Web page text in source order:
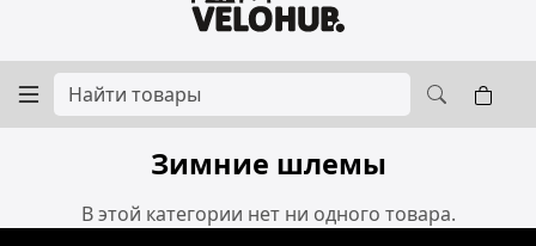
Зимние шлемы
В этой категории нет ни одного товара.